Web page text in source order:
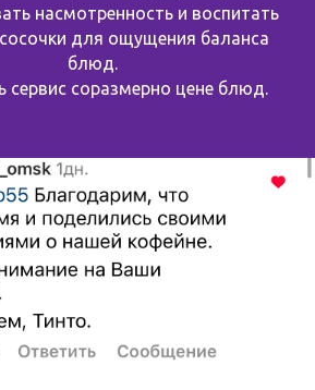
насмотренность и воспитать
для ощущения баланса
блюд.
сервис соразмерно цене блюд.